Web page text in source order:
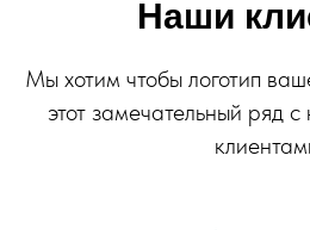
Наши
Мы хотим чтобы логотип
этот замечательный ряд